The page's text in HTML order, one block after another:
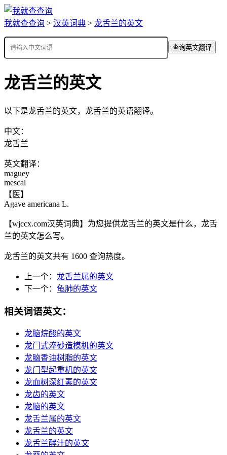
我就查查询 > 汉英词典 > 龙舌兰的英文
查询英文翻译
龙舌兰的英文
以下是龙舌兰的英文，龙舌兰的英语翻译。
中文：
龙舌兰
英文翻译：
maguey
mescal
【医】
Agave americana L.
【wjccx.com汉英词典】为您提供龙舌兰的英文是什么，龙舌
兰的英文怎么写。
龙舌兰的英文共有 1600 查询热度。
上一个： 龙舌兰属的英文
下一个： 龟肺的英文
相关词语英文：
龙脑烷酸的英文
龙门式淬砂造模机的英文
龙脑香油树脂的英文
龙门型起重机的英文
龙血树深红素的英文
龙齿的英文
龙脑的英文
龙舌兰属的英文
龙舌兰的英文
龙舌兰酵汁的英文